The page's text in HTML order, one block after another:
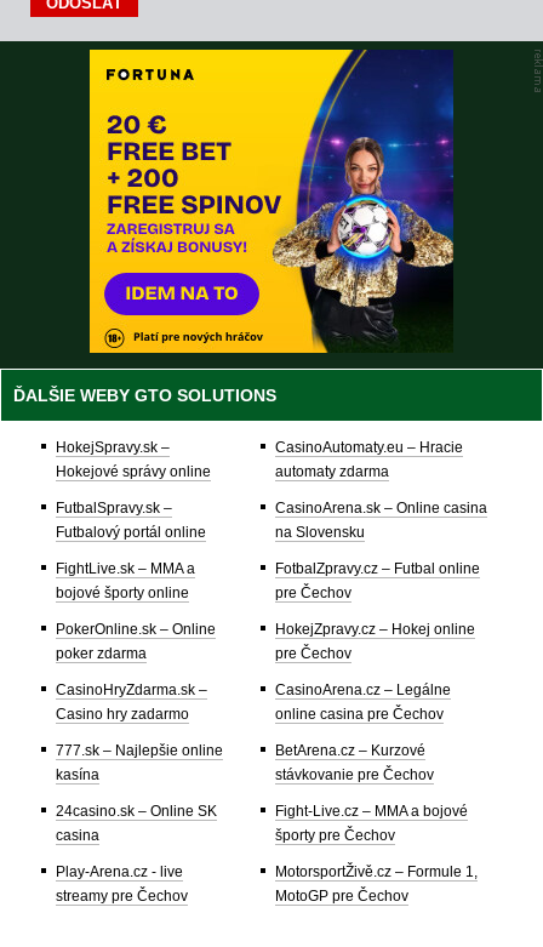
ĎALŠIE WEBY GTO SOLUTIONS
HokejSpravy.sk –
Hokejové správy online
FutbalSpravy.sk –
Futbalový portál online
FightLive.sk – MMA a
bojové športy online
PokerOnline.sk – Online
poker zdarma
CasinoHryZdarma.sk –
Casino hry zadarmo
777.sk – Najlepšie online
kasína
24casino.sk – Online SK
casina
Play-Arena.cz - live
streamy pre Čechov
CasinoAutomaty.eu – Hracie
automaty zdarma
CasinoArena.sk – Online casina
na Slovensku
FotbalZpravy.cz – Futbal online
pre Čechov
HokejZpravy.cz – Hokej online
pre Čechov
CasinoArena.cz – Legálne
online casina pre Čechov
BetArena.cz – Kurzové
stávkovanie pre Čechov
Fight-Live.cz – MMA a bojové
športy pre Čechov
MotorsportŽivě.cz – Formule 1,
MotoGP pre Čechov